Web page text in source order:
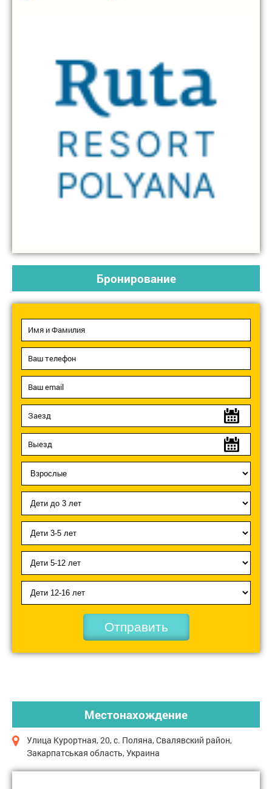
Местонахождение
Улица Курортная, 20, с. Поляна, Свалявский район,
Закарпатськая область, Украина
Бронирование
Отправить